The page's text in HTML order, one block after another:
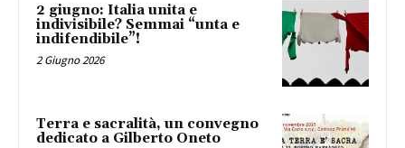
2 giugno: Italia unita e
indivisibile? Semmai “unta e
indifendibile”!
2 Giugno 2026
Terra e sacralità, un convegno
dedicato a Gilberto Oneto